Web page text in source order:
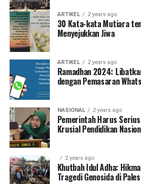
ARTIKEL 2 years ago
30 Kata-kata Mutiara
Menyejukkan Jiwa
ARTIKEL 2 years ago
Ramadhan 2024:
dengan Pemasaran
NASIONAL 2 years ago
Pemerintah Harus
Krusial Pendidikan
2 years ago
Khutbah Idul Adha:
Tragedi Genosida di